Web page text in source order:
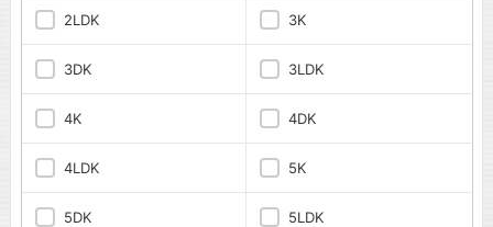
2LDK 3K
3DK 3LDK
4K 4DK
4LDK 5K
5DK 5LDK